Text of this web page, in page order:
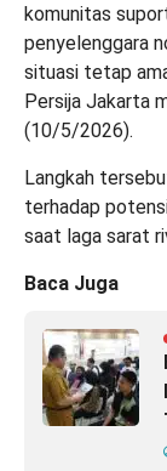
komunitas
penyelenggara
situasi tetap
Persija Jakarta
(10/5/2026).
Langkah
terhadap
saat laga sarat
Baca Juga